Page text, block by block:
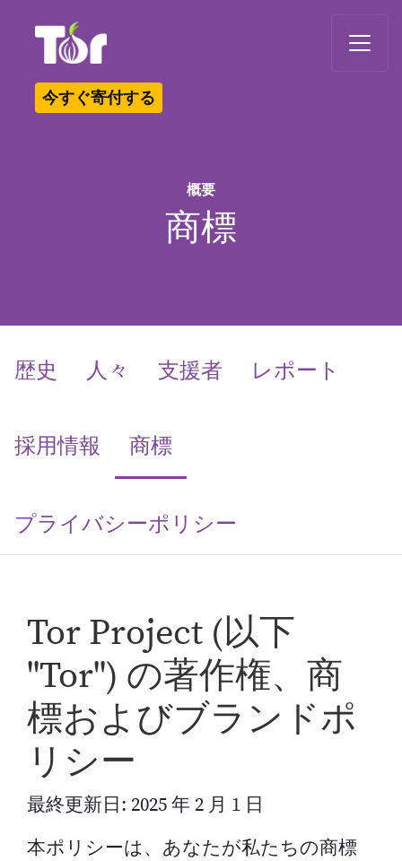
今すぐ寄付する
概要
商標
歴史 人々 支援者 レポート
採用情報 商標
プライバシーポリシー
Tor Project (以下
"Tor") の著作権、商
標およびブランドポ
リシー
最終更新日: 2025 年 2 月 1 日
本ポリシーは、あなたが私たちの商標